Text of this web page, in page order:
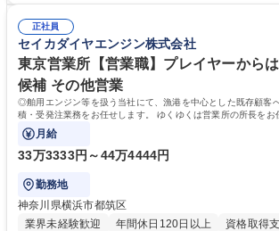
休／フレックス制度有／残業月20h
部品・舟艇・関連機器の販売事業を展開しています
力の舶用エンジン分野で圧倒的な強さを誇り,国内シ
した経営基盤のもと,堅実な成長を続けています！ 学歴・資格 学歴：大学
院 大学 高専 短大 専修学校 高校 語学力： 資格：第一
車
正社員
セイカダイヤエンジン株式会社
東京営業所【営業職】プレイヤーから
候補 その他営業
◎舶用エンジン等を扱う当社にて、漁港を中心とした既存顧客
積・受発注業務をお任せします。 ゆくゆくは営業所の所長をお
月給
33万3333円～44万4444円
勤務地
神奈川県横浜市都筑区
業界未経験歓迎
年間休日120日以上
資格取得